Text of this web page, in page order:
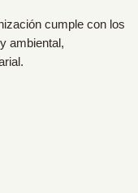
cumple con los
ambiental,